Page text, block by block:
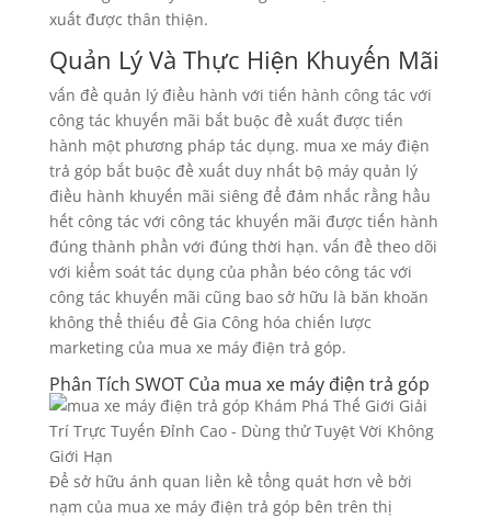
xuất được thân thiện.
Quản Lý Và Thực Hiện Khuyến Mãi
vấn đề quản lý điều hành với tiến hành công tác với
công tác khuyến mãi bắt buộc đề xuất được tiến
hành một phương pháp tác dụng. mua xe máy điện
trả góp bắt buộc đề xuất duy nhất bộ máy quản lý
điều hành khuyến mãi siêng để đảm nhắc rằng hầu
hết công tác với công tác khuyến mãi được tiến hành
đúng thành phần với đúng thời hạn. vấn đề theo dõi
với kiểm soát tác dụng của phần béo công tác với
công tác khuyến mãi cũng bao sở hữu là băn khoăn
không thể thiếu để Gia Công hóa chiến lược
marketing của mua xe máy điện trả góp.
Phân Tích SWOT Của mua xe máy điện trả góp
Để sở hữu ánh quan liền kề tổng quát hơn về bởi
nạm của mua xe máy điện trả góp bên trên thị